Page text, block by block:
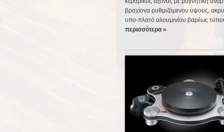
βραχίονα ρυθμιζόμενου ύψους,
υπο-πλατό αλουμινίου βαρέως
περισσότερα »